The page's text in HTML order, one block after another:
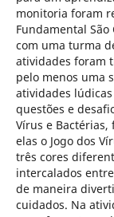
monitoria foram
Fundamental
com uma turma
atividades foram
pelo menos uma
atividades
questões e
Vírus e
elas o Jogo dos
três cores
intercalados
de maneira
cuidados. Na